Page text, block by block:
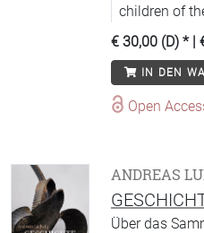
children of
€ 30,00 (D) * |
IN DEN
Open
ANDREAS
Über das